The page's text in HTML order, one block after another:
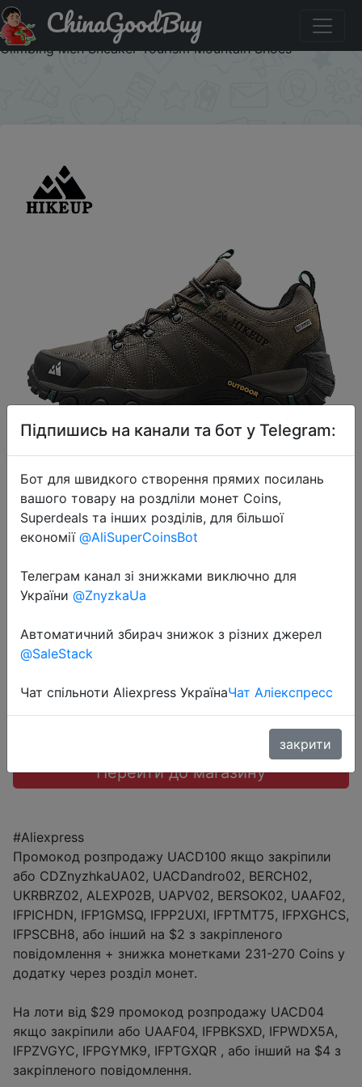
Код на знижку UACD100 HIKEUP Non-slip Men Hiking
Shoes Breathable Outdoor Wear Resistant Splashproof
Climbing Men Sneaker Tourism Mountain Shoes
ChinaGoodBuy
2026-03-07
HIKEUP Non-slip Men Hiking Shoes
Breathable Outdoor Wear Resistant
Splashproof Climbing Men Sneaker
Tourism Mountain Shoes
$21.56
Промокод:"UACD100"
Перейти до магазину
#Aliexpress
Промокод розпродажу UACD100 якщо закріпили
або CDZnyzhkaUA02, UACDandro02, BERCH02,
UKRBRZ02, ALEXP02B, UAPV02, BERSOK02, UAAF02,
IFPICHDN, IFP1GMSQ, IFPP2UXI, IFPTMT75, IFPXGHCS,
IFPSCBH8, або інший на $2 з закріпленого
повідомлення + знижка монетками 231-270 Coins у
додатку через розділ монет.
На лоти від $29 промокод розпродажу UACD04
якщо закріпили або UAAF04, IFPBKSXD, IFPWDX5A,
IFPZVGYC, IFPGYMK9, IFPTGXQR , або інший на $4 з
закріпленого повідомлення.
Підпишись на канали та бот у Telegram:
Бот для швидкого створення прямих посилань
вашого товару на роздліли монет Coins,
Superdeals та інших розділів, для більшої
економії @AliSuperCoinsBot
Телеграм канал зі знижками виключно для
України @ZnyzkaUa
Автоматичний збирач знижок з різних джерел
@SaleStack
Чат спільноти Aliexpress УкраїнаЧат Аліекспресс
закрити